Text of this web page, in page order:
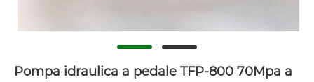
Pompa idraulica a pedale TFP-800 70Mpa a